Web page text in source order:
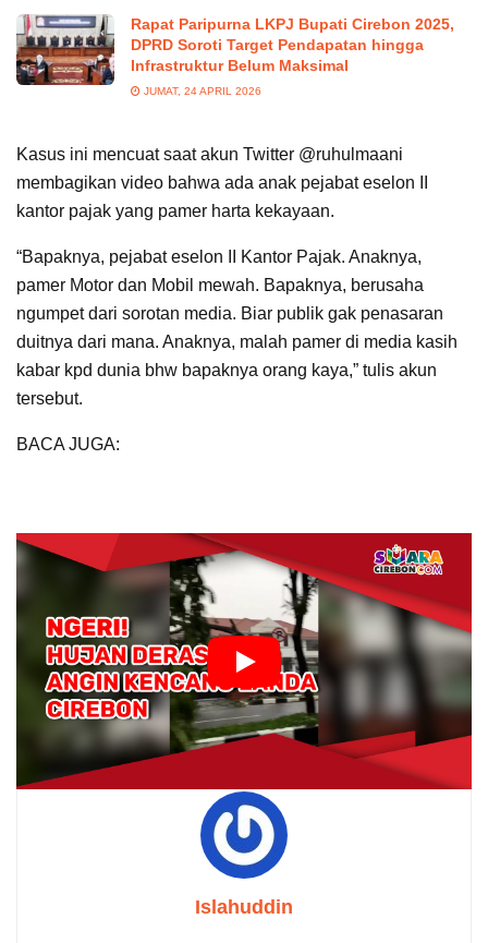
Rapat Paripurna LKPJ Bupati Cirebon 2025,
DPRD Soroti Target Pendapatan hingga
Infrastruktur Belum Maksimal
JUMAT, 24 APRIL 2026
Kasus ini mencuat saat akun Twitter @ruhulmaani
membagikan video bahwa ada anak pejabat eselon II
kantor pajak yang pamer harta kekayaan.
“Bapaknya, pejabat eselon II Kantor Pajak. Anaknya,
pamer Motor dan Mobil mewah. Bapaknya, berusaha
ngumpet dari sorotan media. Biar publik gak penasaran
duitnya dari mana. Anaknya, malah pamer di media kasih
kabar kpd dunia bhw bapaknya orang kaya,” tulis akun
tersebut.
BACA JUGA:
PAGE 1 OF 2 2
Tags: Brutal Bupati Cirebon Cinta Segitiga Cirebon
David Latumahina Dirjen Pajak GP Ansor
Kabupaten Cirebon Mario Dandy Penganiayaan
Rafael Alun Trisambodo video viral
Islahuddin